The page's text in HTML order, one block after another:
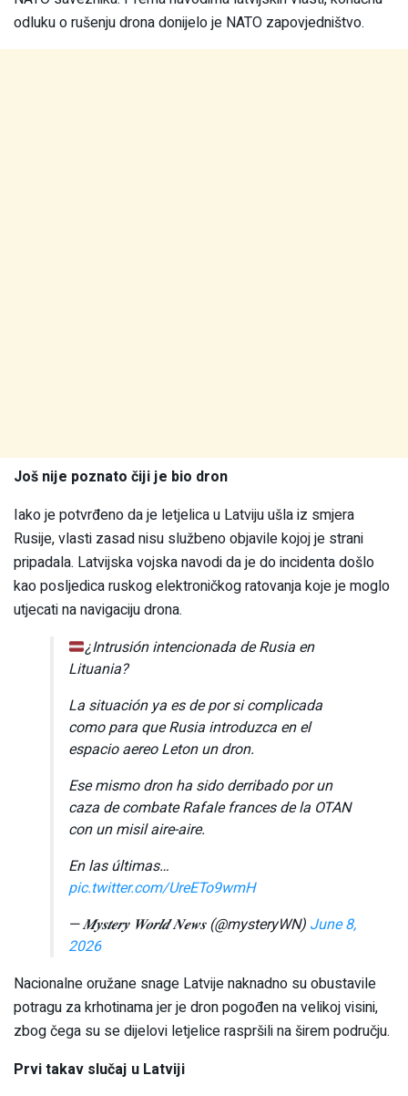
odluku o rušenju drona donijelo je NATO zapovjedništvo.
Još nije poznato čiji je bio dron
Iako je potvrđeno da je letjelica u Latviju ušla iz smjera
Rusije, vlasti zasad nisu službeno objavile kojoj je strani
pripadala. Latvijska vojska navodi da je do incidenta došlo
kao posljedica ruskog elektroničkog ratovanja koje je moglo
utjecati na navigaciju drona.
¿Intrusión intencionada de Rusia en
Lituania?
La situación ya es de por si complicada
como para que Rusia introduzca en el
espacio aereo Leton un dron.
Ese mismo dron ha sido derribado por un
caza de combate Rafale frances de la OTAN
con un misil aire-aire.
En las últimas…
pic.twitter.com/UreETo9wmH
— 𝑴𝒚𝒔𝒕𝒆𝒓𝒚 𝑾𝒐𝒓𝒍𝒅 𝑵𝒆𝒘𝒔 (@mysteryWN) June 8,
2026
Nacionalne oružane snage Latvije naknadno su obustavile
potragu za krhotinama jer je dron pogođen na velikoj visini,
zbog čega su se dijelovi letjelice raspršili na širem području.
Prvi takav slučaj u Latviji